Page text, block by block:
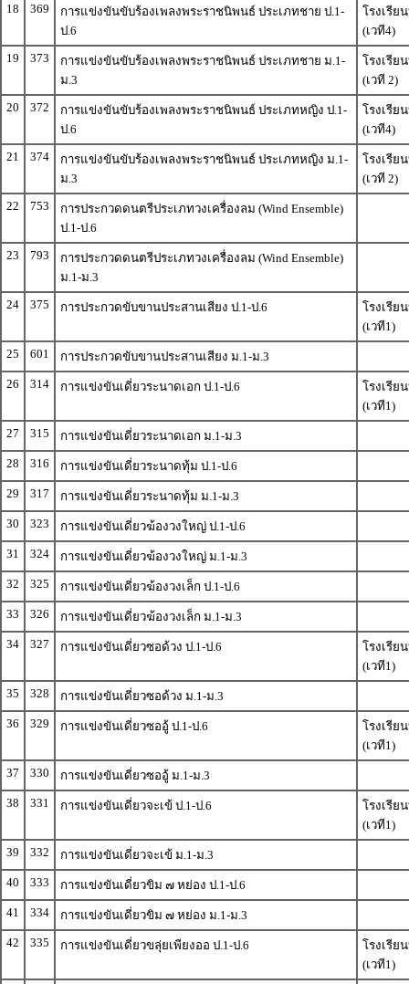
18
369
การแข่งขันขับร้องเพลงพระราชนิพนธ์ ประเภทชาย ป.1-
ป.6
โรงเรีย
(เวที4)
19
373
การแข่งขันขับร้องเพลงพระราชนิพนธ์ ประเภทชาย ม.1-
ม.3
โรงเรีย
(เวที 2)
20
372
การแข่งขันขับร้องเพลงพระราชนิพนธ์ ประเภทหญิง ป.1-
ป.6
โรงเรีย
(เวที4)
21
374
การแข่งขันขับร้องเพลงพระราชนิพนธ์ ประเภทหญิง ม.1-
ม.3
โรงเรีย
(เวที 2)
22
753
การประกวดดนตรีประเภทวงเครื่องลม (Wind Ensemble)
ป.1-ป.6
23
793
การประกวดดนตรีประเภทวงเครื่องลม (Wind Ensemble)
ม.1-ม.3
24
375 การประกวดขับขานประสานเสียง ป.1-ป.6
โรงเรีย
(เวที1)
25
601
การประกวดขับขานประสานเสียง ม.1-ม.3
26
314 การแข่งขันเดี่ยวระนาดเอก ป.1-ป.6
โรงเรีย
(เวที1)
27
315
การแข่งขันเดี่ยวระนาดเอก ม.1-ม.3
28
316
การแข่งขันเดี่ยวระนาดทุ้ม ป.1-ป.6
29
317
การแข่งขันเดี่ยวระนาดทุ้ม ม.1-ม.3
30
323
การแข่งขันเดี่ยวฆ้องวงใหญ่ ป.1-ป.6
31
324
การแข่งขันเดี่ยวฆ้องวงใหญ่ ม.1-ม.3
32
325
การแข่งขันเดี่ยวฆ้องวงเล็ก ป.1-ป.6
33
326
การแข่งขันเดี่ยวฆ้องวงเล็ก ม.1-ม.3
34
327 การแข่งขันเดี่ยวซอด้วง ป.1-ป.6
โรงเรีย
(เวที1)
35
328
การแข่งขันเดี่ยวซอด้วง ม.1-ม.3
36
329 การแข่งขันเดี่ยวซออู้ ป.1-ป.6
โรงเรีย
(เวที1)
37
330
การแข่งขันเดี่ยวซออู้ ม.1-ม.3
38
331 การแข่งขันเดี่ยวจะเข้ ป.1-ป.6
โรงเรีย
(เวที1)
39
332
การแข่งขันเดี่ยวจะเข้ ม.1-ม.3
40
333
การแข่งขันเดี่ยวขิม ๗ หย่อง ป.1-ป.6
41
334
การแข่งขันเดี่ยวขิม ๗ หย่อง ม.1-ม.3
42
335 การแข่งขันเดี่ยวขลุ่ยเพียงออ ป.1-ป.6
โรงเรีย
(เวที1)